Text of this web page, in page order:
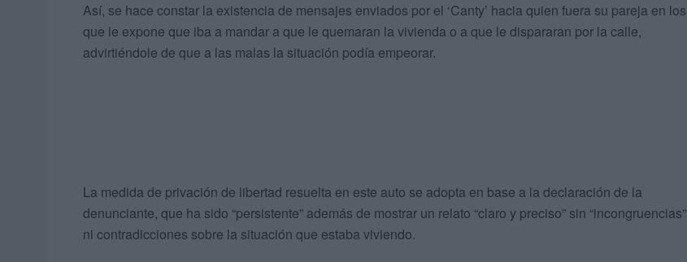
Así, se hace constar la existencia de mensajes enviados por el ‘Canty’ hacia quien fuera su pareja en los
que le expone que iba a mandar a que le quemaran la vivienda o a que le dispararan por la calle,
advirtiéndole de que a las malas la situación podía empeorar.
La medida de privación de libertad resuelta en este auto se adopta en base a la declaración de la
denunciante, que ha sido “persistente” además de mostrar un relato “claro y preciso” sin “incongruencias”
ni contradicciones sobre la situación que estaba viviendo.